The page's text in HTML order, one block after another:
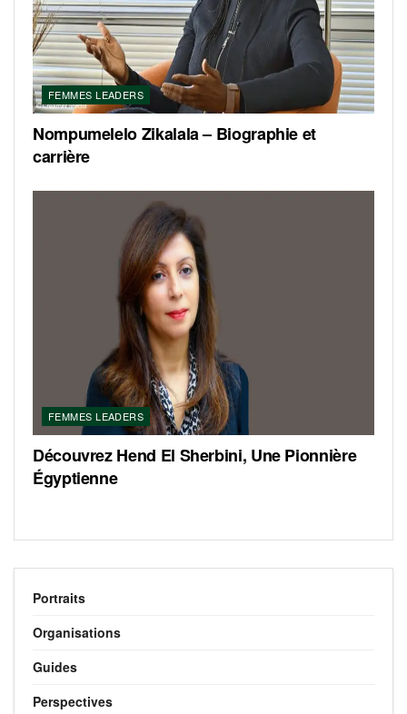
FEMMES LEADERS
Nompumelelo Zikalala – Biographie et
carrière
FEMMES LEADERS
Découvrez Hend El Sherbini, Une Pionnière
Égyptienne
Portraits
Organisations
Guides
Perspectives